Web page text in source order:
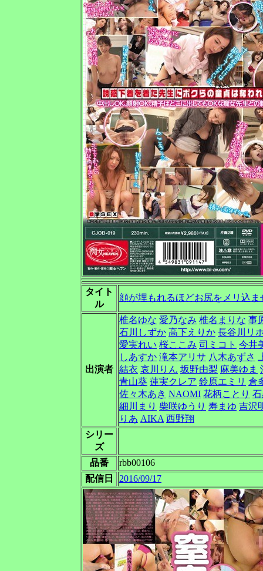
タイト
ル
顔が埋もれるほどお尻をメリ込
出演者
椎名ゆな 愛乃なみ 椎名まりな 事
石川しずか 高下えりか 長谷川リ
愛実れい 桜ここみ 司ミコト 今井
しあすか 滝本アリサ 八木あずさ
結衣 哀川りん 坂野由梨 麻美ゆま
青山葵 蓮実クレア 鈴原エミリ 倉
佐々木あき NAOMI 花柄ことり
細川まり 柴咲ゆうり 寿まゆ 吉沢
りあ AIKA 西野翔
シリー
ズ
品番
rbb00106
配信日
2016/09/17